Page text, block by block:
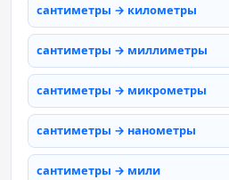
сантиметры → километры
сантиметры → миллиметры
сантиметры → микрометры
сантиметры → нанометры
сантиметры → мили